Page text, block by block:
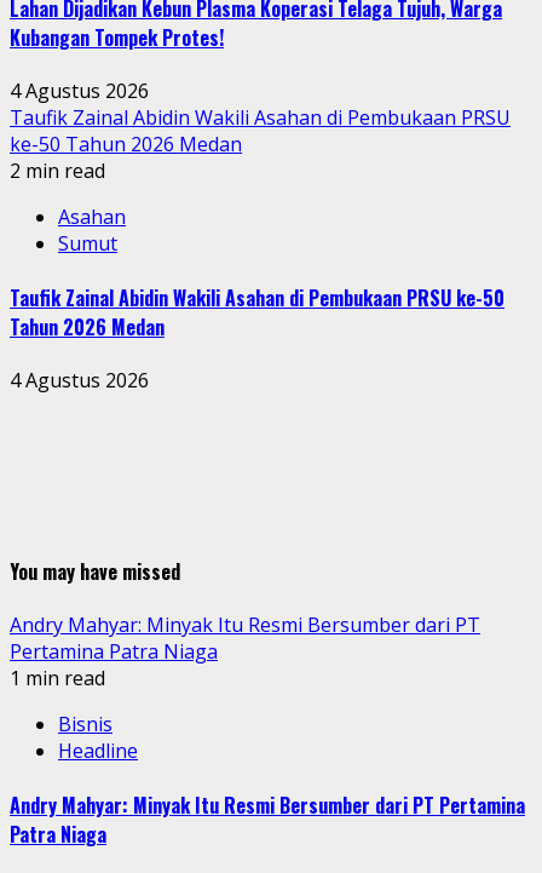
Lahan Dijadikan Kebun Plasma Koperasi Telaga Tujuh, Warga
Kubangan Tompek Protes!
4 Agustus 2026
Taufik Zainal Abidin Wakili Asahan di Pembukaan PRSU
ke-50 Tahun 2026 Medan
2 min read
Asahan
Sumut
Taufik Zainal Abidin Wakili Asahan di Pembukaan PRSU ke-50
Tahun 2026 Medan
4 Agustus 2026
You may have missed
Andry Mahyar: Minyak Itu Resmi Bersumber dari PT
Pertamina Patra Niaga
1 min read
Bisnis
Headline
Andry Mahyar: Minyak Itu Resmi Bersumber dari PT Pertamina
Patra Niaga